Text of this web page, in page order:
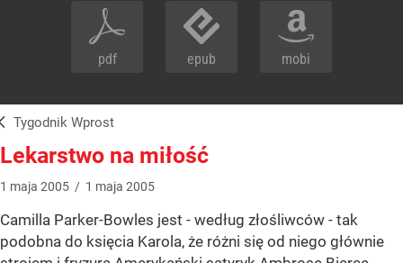
pdf epub mobi
Tygodnik Wprost
Lekarstwo na miłość
1 maja 2005 / 1 maja 2005
Camilla Parker-Bowles jest - według złośliwców - tak
podobna do księcia Karola, że różni się od niego głównie